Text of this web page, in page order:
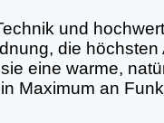
und
die
eine warme,
Maximum an